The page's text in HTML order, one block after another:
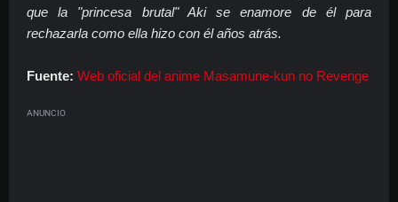
que la "princesa brutal" Aki se enamore de él para
rechazarla como ella hizo con él años atrás.
Fuente: Web oficial del anime Masamune-kun no Revenge
ANUNCIO